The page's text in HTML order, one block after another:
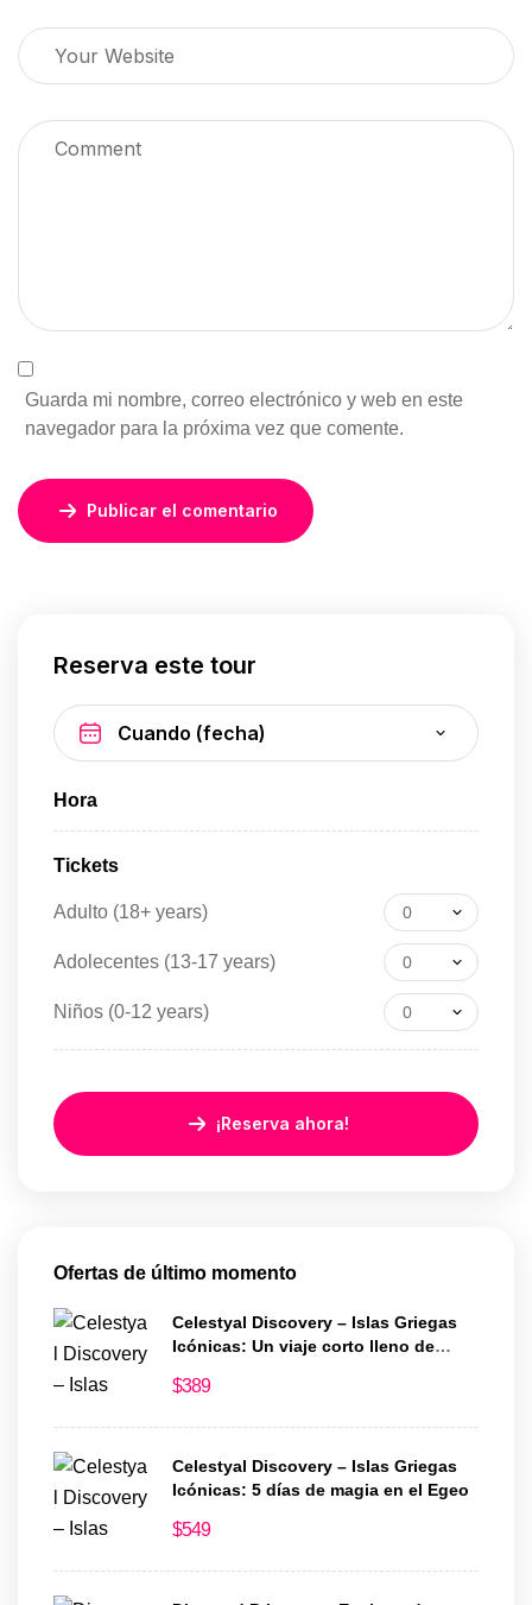
Guarda mi nombre, correo electrónico y web en este
navegador para la próxima vez que comente.
Publicar el comentario
Reserva este tour
Hora
Tickets
Adulto (18+ years) 0
Adolecentes (13-17 years) 0
Niños (0-12 years) 0
¡Reserva ahora!
Ofertas de último momento
Celestyal Discovery – Islas Griegas
Icónicas: Un viaje corto lleno de
$389
Celestyal Discovery – Islas Griegas
Icónicas: 5 días de magia en el Egeo
$549